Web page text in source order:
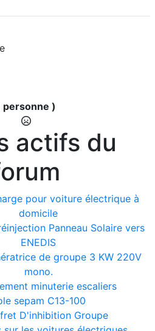
personne )
actifs du
pour voiture électrique à
domicile
Panneau Solaire vers
ENEDIS
de groupe 3 KW 220V
mono.
minuterie escaliers
sepam C13-100
D'inhibition Groupe